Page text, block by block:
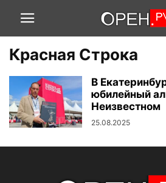
Красная Строка
В
юбилейный
Неизвестном
25.08.2025